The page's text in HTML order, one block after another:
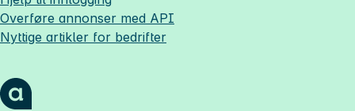
Overføre annonser med API
Nyttige artikler for bedrifter